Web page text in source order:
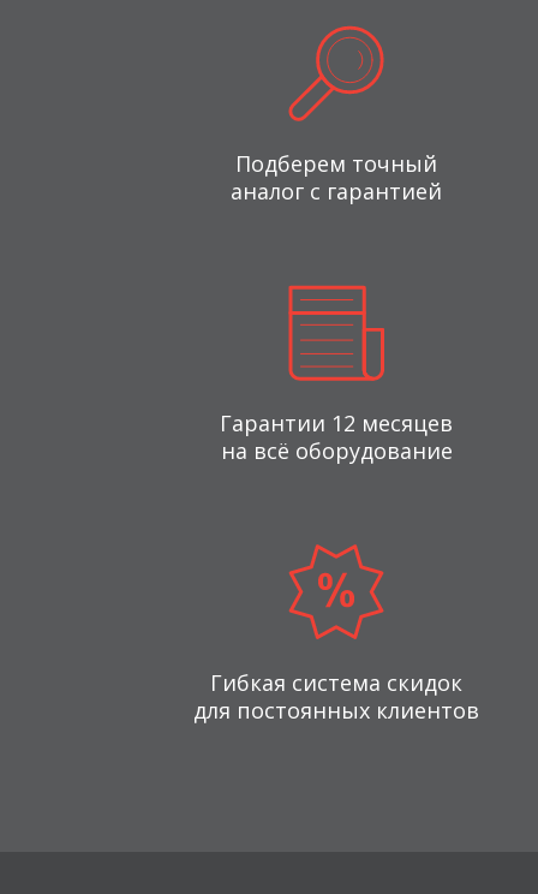
Подберем точный
аналог с гарантией
Гарантии 12 месяцев
на всё оборудование
Гибкая система скидок
для постоянных клиентов